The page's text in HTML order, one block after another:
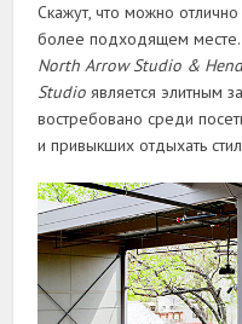
Скажут, что можно
более подходящем
North Arrow Studio &
Studio является элитным
востребовано среди
и привыкших отдыхать